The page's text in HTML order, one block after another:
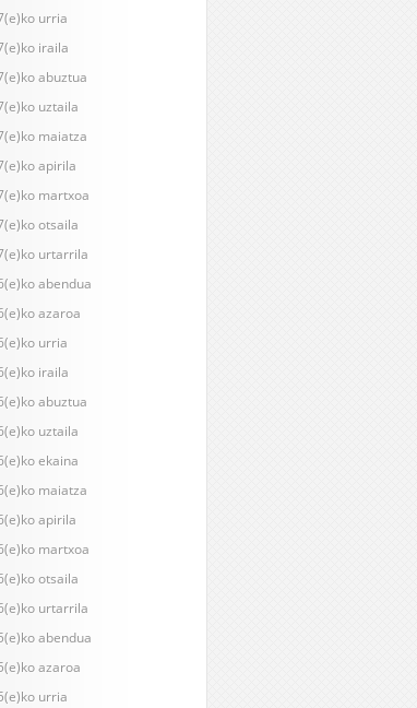
urria
iraila
abuztua
uztaila
maiatza
apirila
martxoa
otsaila
urtarrila
abendua
azaroa
urria
iraila
abuztua
uztaila
ekaina
maiatza
apirila
martxoa
otsaila
urtarrila
abendua
azaroa
urria